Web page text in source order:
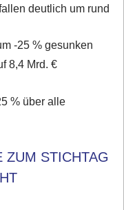
deutlich um rund
-25 % gesunken
8,4 Mrd. €
% über alle
ZUM STICHTAG